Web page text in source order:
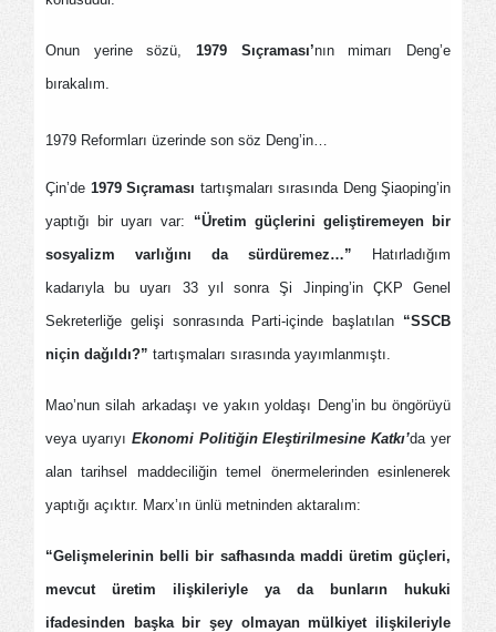
Onun yerine sözü, 1979 Sıçraması’nın mimarı Deng’e
bırakalım.
1979 Reformları üzerinde son söz Deng’in…
Çin’de 1979 Sıçraması tartışmaları sırasında Deng Şiaoping’in
yaptığı bir uyarı var: “Üretim güçlerini geliştiremeyen bir
sosyalizm varlığını da sürdüremez…” Hatırladığım
kadarıyla bu uyarı 33 yıl sonra Şi Jinping’in ÇKP Genel
Sekreterliğe gelişi sonrasında Parti-içinde başlatılan “SSCB
niçin dağıldı?” tartışmaları sırasında yayımlanmıştı.
Mao’nun silah arkadaşı ve yakın yoldaşı Deng’in bu öngörüyü
veya uyarıyı Ekonomi Politiğin Eleştirilmesine Katkı’da yer
alan tarihsel maddeciliğin temel önermelerinden esinlenerek
yaptığı açıktır. Marx’ın ünlü metninden aktaralım:
“Gelişmelerinin belli bir safhasında maddi üretim güçleri,
mevcut üretim ilişkileriyle ya da bunların hukuki
ifadesinden başka bir şey olmayan mülkiyet ilişkileriyle